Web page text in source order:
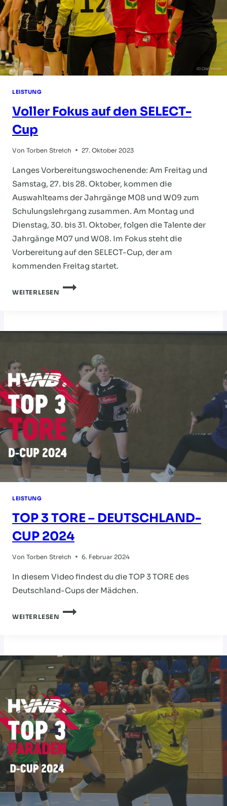
LEISTUNG
Voller Fokus auf den SELECT-
Cup
Von Torben Streich 27. Oktober 2023
Langes Vorbereitungswochenende: Am Freitag und
Samstag, 27. bis 28. Oktober, kommen die
Auswahlteams der Jahrgänge M08 und W09 zum
Schulungslehrgang zusammen. Am Montag und
Dienstag, 30. bis 31. Oktober, folgen die Talente der
Jahrgänge M07 und W08. Im Fokus steht die
Vorbereitung auf den SELECT-Cup, der am
kommenden Freitag startet.
WEITERLESEN
VOLLER
LEISTUNG
TOP 3 TORE – DEUTSCHLAND-
CUP 2024
Von Torben Streich 6. Februar 2024
In diesem Video findest du die TOP 3 TORE des
Deutschland-Cups der Mädchen.
WEITERLESEN
TOP
CUP
2024